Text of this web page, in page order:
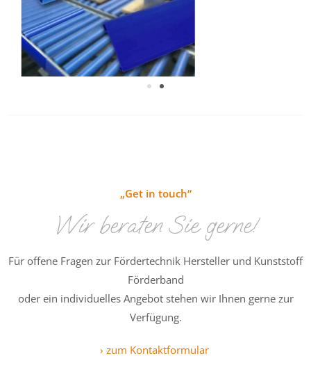
„Get in touch“
Wir beraten Sie gerne!
Für offene Fragen zur Fördertechnik Hersteller und Kunststoff
Förderband
oder ein individuelles Angebot stehen wir Ihnen gerne zur
Verfügung.
› zum Kontaktformular